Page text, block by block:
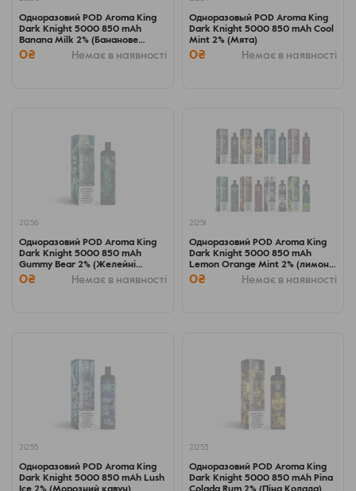
Одноразовий POD Aroma King
Dark Knight 5000 850 mAh
Banana Milk 2% (Бананове
молоко)
0₴ Немає в наявності
Одноразовый POD Aroma King
Dark Knight 5000 850 mAh Cool
Mint 2% (Мята)
0₴ Немає в наявності
21256
Одноразовий POD Aroma King
Dark Knight 5000 850 mAh
Gummy Bear 2% (Желейні
ведмедики)
0₴ Немає в наявності
21251
Одноразовий POD Aroma King
Dark Knight 5000 850 mAh
Lemon Orange Mint 2% (лимон з
апельсином і м'ятою)
0₴ Немає в наявності
21255
Одноразовий POD Aroma King
Dark Knight 5000 850 mAh Lush
21253
Одноразовий POD Aroma King
Dark Knight 5000 850 mAh Pina